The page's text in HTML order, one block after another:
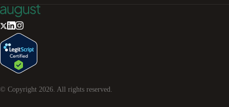
© Copyright 2026 . All rights reserved.